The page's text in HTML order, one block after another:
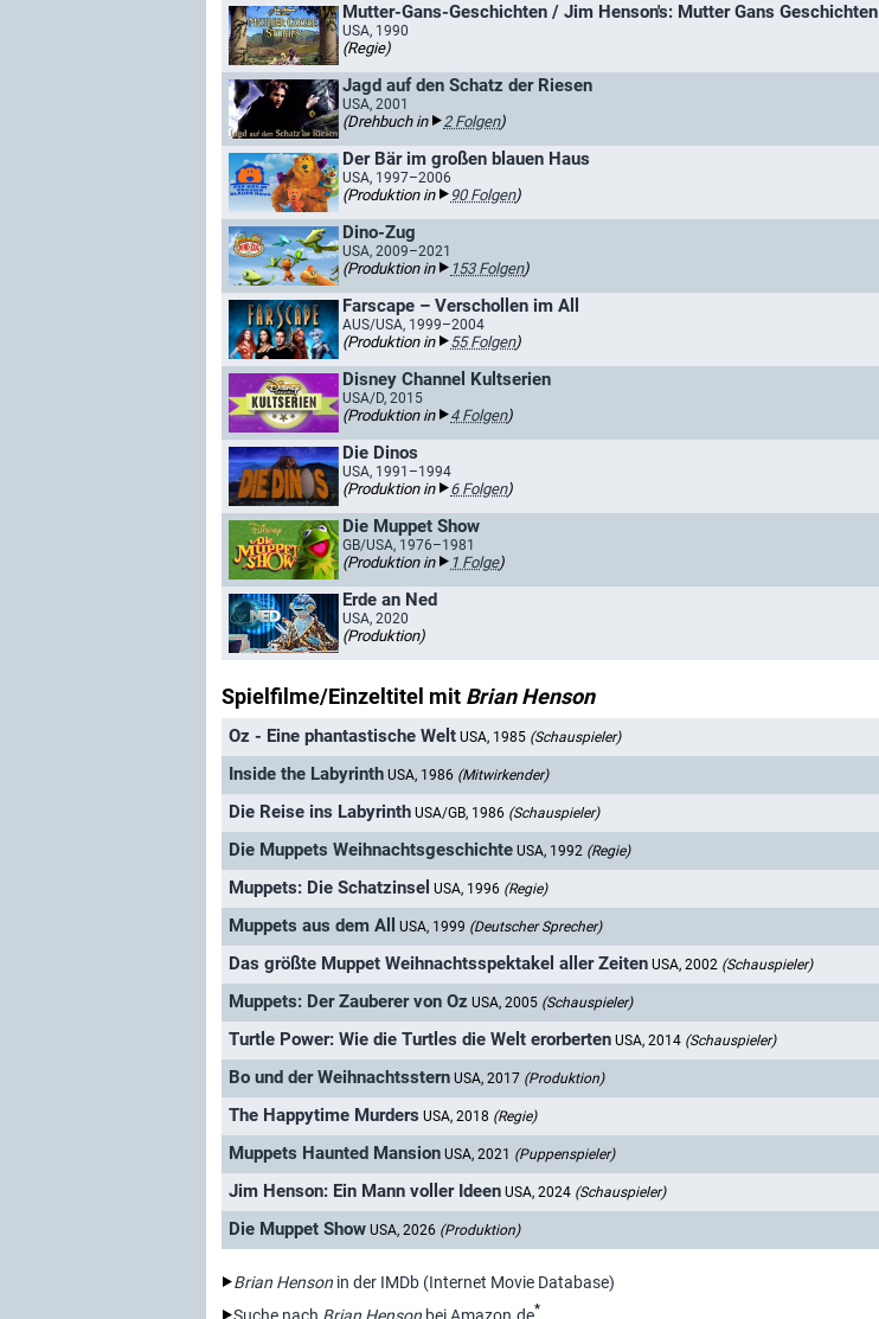
Mutter-Gans-Geschichten / Jim Henson's: Mutter Gans Geschichten
USA, 1990
(Regie)
Jagd auf den Schatz der Riesen
USA, 2001
(Drehbuch in 2 Folgen)
Der Bär im großen blauen Haus
USA, 1997–2006
(Produktion in 90 Folgen)
Dino-Zug
USA, 2009–2021
(Produktion in 153 Folgen)
Farscape – Verschollen im All
AUS/USA, 1999–2004
(Produktion in 55 Folgen)
Disney Channel Kultserien
USA/D, 2015
(Produktion in 4 Folgen)
Die Dinos
USA, 1991–1994
(Produktion in 6 Folgen)
Die Muppet Show
GB/USA, 1976–1981
(Produktion in 1 Folge)
Erde an Ned
USA, 2020
(Produktion)
Spielfilme/Einzeltitel mit Brian Henson
Oz - Eine phantastische Welt USA, 1985 (Schauspieler)
Inside the Labyrinth USA, 1986 (Mitwirkender)
Die Reise ins Labyrinth USA/GB, 1986 (Schauspieler)
Die Muppets Weihnachtsgeschichte USA, 1992 (Regie)
Muppets: Die Schatzinsel USA, 1996 (Regie)
Muppets aus dem All USA, 1999 (Deutscher Sprecher)
Das größte Muppet Weihnachtsspektakel aller Zeiten USA, 2002 (Schauspieler)
Muppets: Der Zauberer von Oz USA, 2005 (Schauspieler)
Turtle Power: Wie die Turtles die Welt erorberten USA, 2014 (Schauspieler)
Bo und der Weihnachtsstern USA, 2017 (Produktion)
The Happytime Murders USA, 2018 (Regie)
Muppets Haunted Mansion USA, 2021 (Puppenspieler)
Jim Henson: Ein Mann voller Ideen USA, 2024 (Schauspieler)
Die Muppet Show USA, 2026 (Produktion)
Brian Henson in der IMDb (Internet Movie Database)
Suche nach Brian Henson bei Amazon.de*